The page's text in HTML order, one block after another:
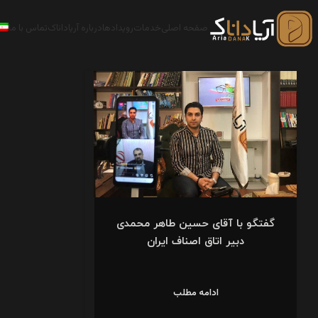
صفحه اصلی خدمات رویدادها درباره آریاداناکتماس با ما
گفتگو با آقای حسین طاهر محمدی
دبیر اتاق اصناف ایران
ادامه مطلب